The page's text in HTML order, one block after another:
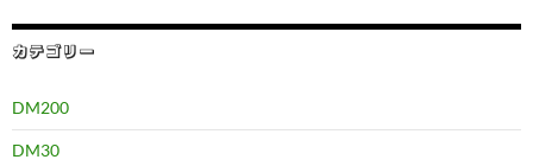
カテゴリー
DM200
DM30